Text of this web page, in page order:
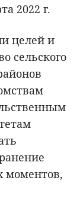
2022 г.
целей и
сельского
моментов,